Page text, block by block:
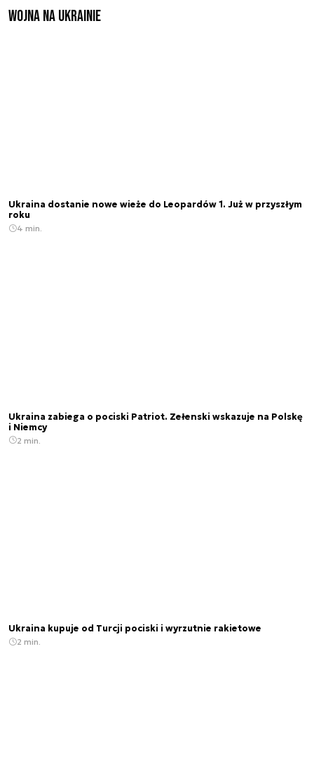
Wojna na Ukrainie
Ukraina dostanie nowe wieże do Leopardów 1. Już w przyszłym
roku
4 min.
Ukraina zabiega o pociski Patriot. Zełenski wskazuje na Polskę
i Niemcy
2 min.
Ukraina kupuje od Turcji pociski i wyrzutnie rakietowe
2 min.